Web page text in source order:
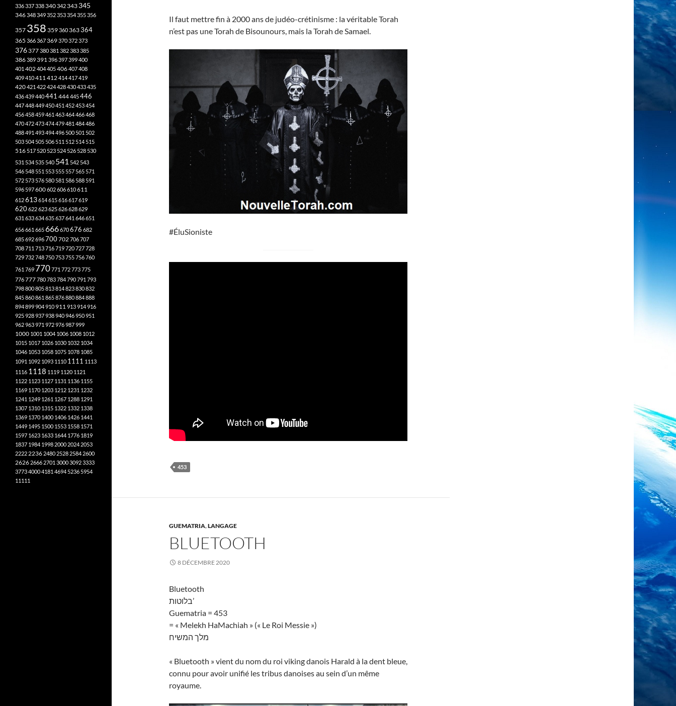
Il faut mettre fin à 2000 ans de judéo-crétinisme : la véritable Torah
n’est pas une Torah de Bisounours, mais la Torah de Samael.
#ÉluSioniste
453
GUEMATRIA,LANGAGE
BLUETOOTH
8 DÉCEMBRE 2020
Bluetooth
בלוטות’
Guematria = 453
= « Melekh HaMachiah » (« Le Roi Messie »)
מלך המשיח
« Bluetooth » vient du nom du roi viking danois Harald à la dent bleue,
connu pour avoir unifié les tribus danoises au sein d’un même
royaume.
336337338340342343 345
346348349352353354355356
357 358 359360363364
365 366367369370372373
376377380381 382383385
386389391396397399400
401 402404405406407408
409410411 412414417419
420421 422424428430433435
436439440441 444445446
447448449450451 452453454
456458459461 463464466468
470472473474479481 484486
488491 493494496 500 501 502
503 504 505 506 511 512 514 515
516 517 520 523 524 526 528 530
531 534 535 540 541 542 543
546 548 551 553 555 557 565 571
572 573 576 580 581 586 588 591
596 597600602606610611
612613614615616617619
620622623625626628629
631 633634635637641 646651
656661 665666670676 682
685692696700702706707
708711 713716719720727728
729732748750753755756760
761 769 770771 772773775
776777780783784790791 793
798800805813814823830832
845860861 865876880884888
894899904910 911 913914916
925928937938940946950951
962963971 972976987999
1000 1001 1004 1006 1008 1012
1015 1017 1026 1030 1032 1034
1046 1053 1058 1075 1078 1085
1091 1092 1093 1110 1111 1113
1116 1118 1119 1120 1121
1122 1123 1127 1131 1136 1155
1169 1170 1203 1212 1231 1232
1241 1249 1261 1267 1288 1291
1307 1310 1315 1322 1332 1338
1369 1370 1400 1406 1426 1441
1449 1495 1500 1553 1558 1571
1597 1623 1633 1644 1776 1819
1837 1984 1998 2000 2024 2053
2222 2236 2480 2528 2584 2600
2626 2666 2701 300030923333
377340004181 4694 5236 5954
11111